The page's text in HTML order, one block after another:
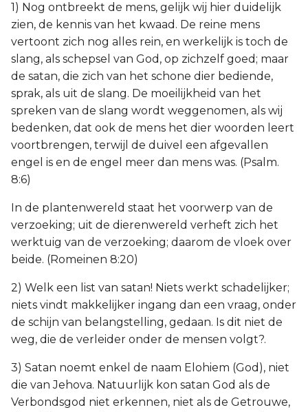
2 Johannes
3 Johannes
Judas
Openbaring
1) Nog ontbreekt de mens, gelijk wij hier duidelijk
zien, de kennis van het kwaad. De reine mens
vertoont zich nog alles rein, en werkelijk is toch de
slang, als schepsel van God, op zichzelf goed; maar
de satan, die zich van het schone dier bediende,
sprak, als uit de slang. De moeilijkheid van het
spreken van de slang wordt weggenomen, als wij
bedenken, dat ook de mens het dier woorden leert
voortbrengen, terwijl de duivel een afgevallen
engel is en de engel meer dan mens was. (Psalm.
8:6)
In de plantenwereld staat het voorwerp van de
verzoeking; uit de dierenwereld verheft zich het
werktuig van de verzoeking; daarom de vloek over
beide. (Romeinen 8:20)
2) Welk een list van satan! Niets werkt schadelijker;
niets vindt makkelijker ingang dan een vraag, onder
de schijn van belangstelling, gedaan. Is dit niet de
weg, die de verleider onder de mensen volgt?.
3) Satan noemt enkel de naam Elohiem (God), niet
die van Jehova. Natuurlijk kon satan God als de
Verbondsgod niet erkennen, niet als de Getrouwe,